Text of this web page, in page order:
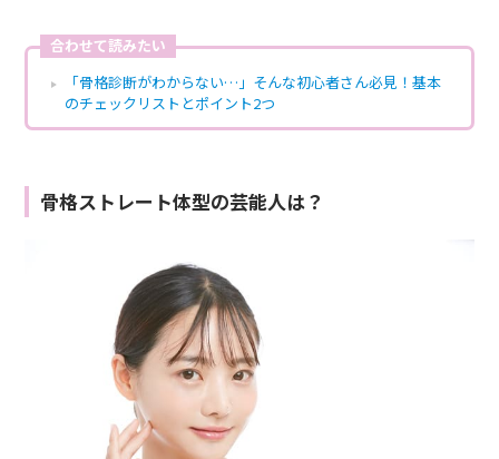
合わせて読みたい
「骨格診断がわからない…」そんな初心者さん必見！基本
のチェックリストとポイント2つ
骨格ストレート体型の芸能人は？